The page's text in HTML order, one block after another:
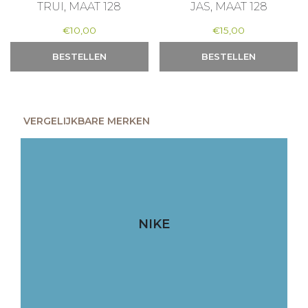
TRUI, MAAT 128
€10,00
BESTELLEN
JAS, MAAT 128
€15,00
BESTELLEN
VERGELIJKBARE MERKEN
NIKE